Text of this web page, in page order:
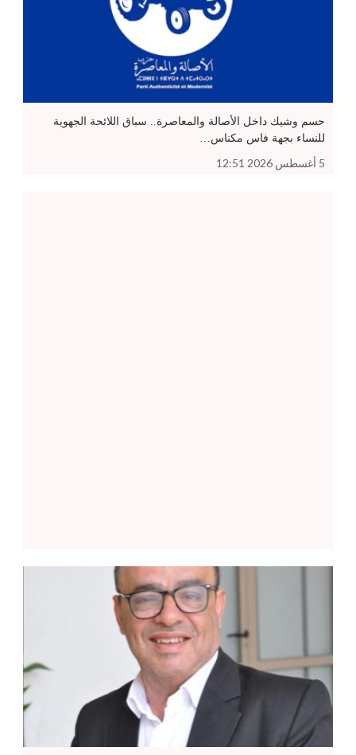
حسم وشيك داخل الأصالة والمعاصرة.. سباق اللائحة الجهوية
للنساء بجهة فاس مكناس…
5 أغسطس 2026 12:51